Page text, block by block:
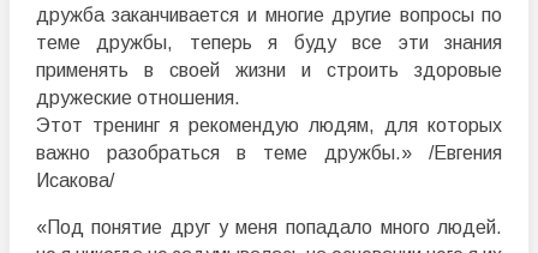
дружба заканчивается и многие другие вопросы по
теме дружбы, теперь я буду все эти знания
применять в своей жизни и строить здоровые
дружеские отношения.
Этот тренинг я рекомендую людям, для которых
важно разобраться в теме дружбы.» /Евгения
Исакова/
«Под понятие друг у меня попадало много людей.